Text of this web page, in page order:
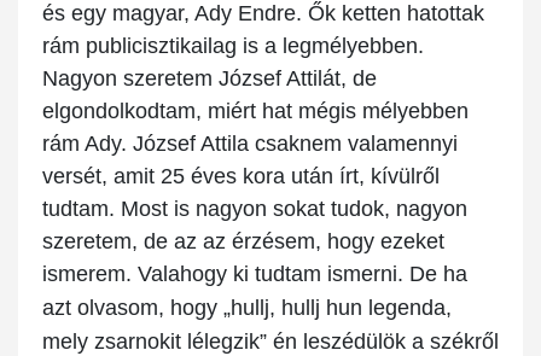
és egy magyar, Ady Endre. Ők ketten hatottak
rám publicisztikailag is a legmélyebben.
Nagyon szeretem József Attilát, de
elgondolkodtam, miért hat mégis mélyebben
rám Ady. József Attila csaknem valamennyi
versét, amit 25 éves kora után írt, kívülről
tudtam. Most is nagyon sokat tudok, nagyon
szeretem, de az az érzésem, hogy ezeket
ismerem. Valahogy ki tudtam ismerni. De ha
azt olvasom, hogy „hullj, hullj hun legenda,
mely zsarnokit lélegzik” én leszédülök a székről